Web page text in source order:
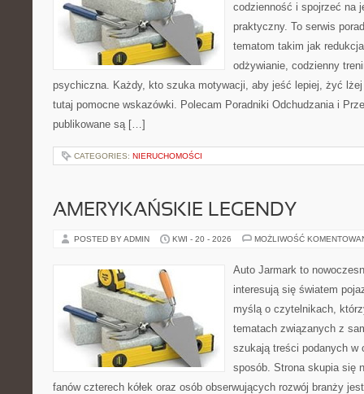
codzienność i spojrzeć na
praktyczny. To serwis
tematom takim jak
odżywianie, codzienny
psychiczna. Każdy, kto szuka motywacji, aby jeść lepiej, żyć
tutaj pomocne wskazówki. Polecam Poradniki Odchudzania i
publikowane są […]
CATEGORIES: NIERUCHOMOŚCI
AMERYKAŃSKIE LEGENDY
POSTED BY ADMIN KWI - 20 - 2026 MOŻLIWOŚĆ
Auto Jarmark to
interesują się światem
myślą o czytelnikach,
tematach związanych z
szukają treści podanych w
sposób. Strona skupia się
fanów czterech kółek oraz osób obserwujących rozwój branży